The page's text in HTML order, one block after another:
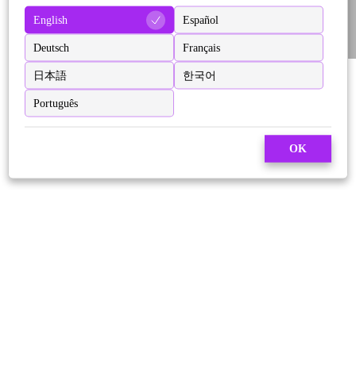
English Español
Deutsch Français
日本語 한국어
Português
OK